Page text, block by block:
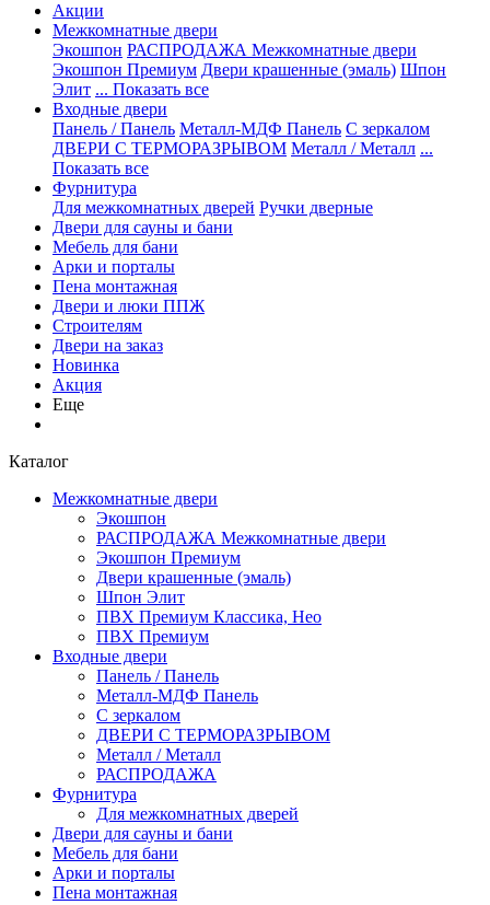
Акции
Межкомнатные двери
Экошпон РАСПРОДАЖА Межкомнатные двери
Экошпон Премиум Двери крашенные (эмаль) Шпон
Элит ... Показать все
Входные двери
Панель / Панель Металл-МДФ Панель С зеркалом
ДВЕРИ С ТЕРМОРАЗРЫВОМ Металл / Металл ...
Показать все
Фурнитура
Для межкомнатных дверей Ручки дверные
Двери для сауны и бани
Мебель для бани
Арки и порталы
Пена монтажная
Двери и люки ППЖ
Строителям
Двери на заказ
Новинка
Акция
Еще
Каталог
Межкомнатные двери
Экошпон
РАСПРОДАЖА Межкомнатные двери
Экошпон Премиум
Двери крашенные (эмаль)
Шпон Элит
ПВХ Премиум Классика, Нео
ПВХ Премиум
Входные двери
Панель / Панель
Металл-МДФ Панель
С зеркалом
ДВЕРИ С ТЕРМОРАЗРЫВОМ
Металл / Металл
РАСПРОДАЖА
Фурнитура
Для межкомнатных дверей
Двери для сауны и бани
Мебель для бани
Арки и порталы
Пена монтажная